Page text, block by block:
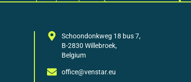
Schoondonkweg 18 bus 7,
B-2830 Willebroek,
Belgium
office@venstar.eu